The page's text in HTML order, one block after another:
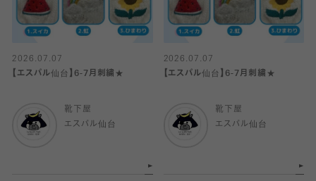
2026.07.07
【エスパル仙台】6-7月刺繍★
靴下屋
エスパル仙台
2026.07.07
【エスパル仙台】6-7月刺繍★
靴下屋
エスパル仙台